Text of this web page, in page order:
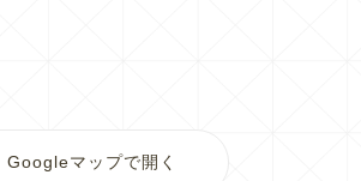
Googleマップで開く